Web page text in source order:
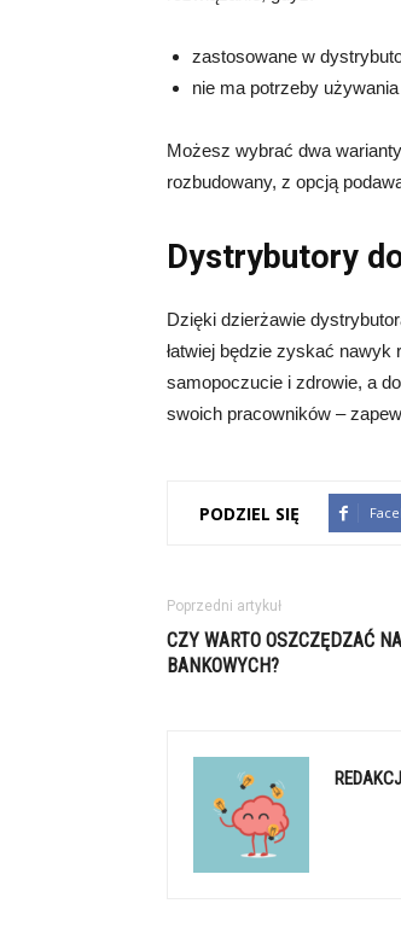
zastosowane w
nie ma potrzeby
Możesz wybrać dwa
rozbudowany, z opcją
Dystrybutory
Dzięki dzierżawie
łatwiej będzie zyskać nawyk
samopoczucie i zdrowie, a
swoich pracowników –
PODZIEL SIĘ
Poprzedni artykuł
CZY WARTO OSZCZĘDZAĆ
BANKOWYCH?